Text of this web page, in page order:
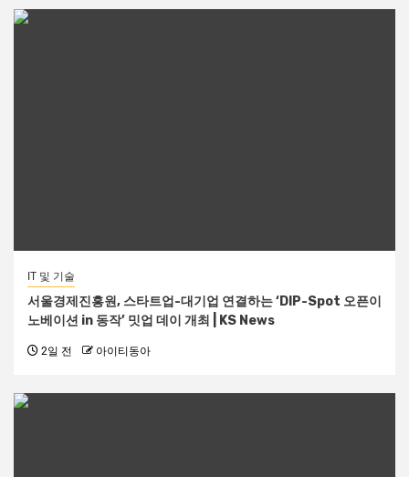
IT 및 기술
서울경제진흥원, 스타트업-대기업 연결하는 ‘DIP-Spot 오픈이
노베이션 in 동작’ 밋업 데이 개최 | KS News
2일 전 아이티동아